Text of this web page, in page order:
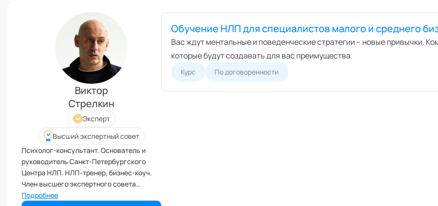
Половое воспитание
Презентация и искусство
Проблемы с партнером
Прогнозирование
Продуктивность и мотивация
сотрудников
Профайлинг и оценка
персонала
Профориентация и поиск
призвания
Психологические травмы и
блоки
ПТСР
Развитие коммуникабельности
Виктор
Стрелкин
Эксперт
Высший экспертный совет
Психолог-консультант. Основатель и
руководитель Санкт-Петербургского
Центра НЛП. НЛП-тренер, бизнес-коуч.
Член высшего экспертного совета
кафедры "Нейролингвистическое
Подробнее
Обучение НЛП для специалистов малого и среднего
Вас ждут ментальные и поведенческие стратегии – новые привычки.
которые будут создавать для вас преимущества
Курс По договоренности